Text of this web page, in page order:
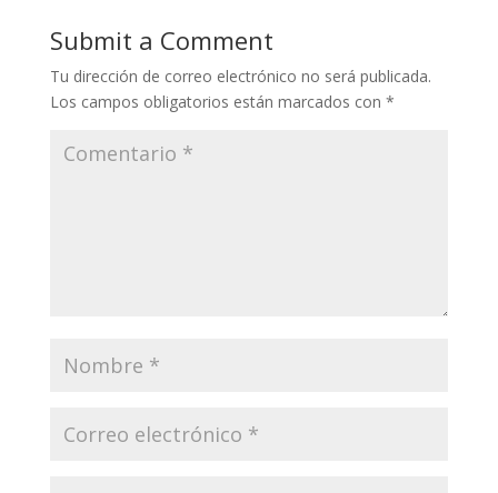
Submit a Comment
Tu dirección de correo electrónico no será publicada.
Los campos obligatorios están marcados con *